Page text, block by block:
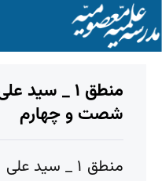
منطق ۱ _
شصت و چهارم
منطق ۱ _